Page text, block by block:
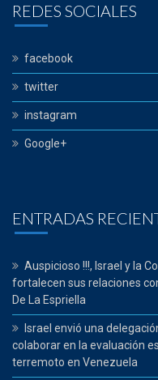
REDES SOCIALES
facebook
twitter
instagram
Google+
ENTRADAS
Auspicioso !!!, Israel y la
fortalecen sus relaciones
De La Espriella
Israel envió una
colaborar en la evaluación
terremoto en Venezuela